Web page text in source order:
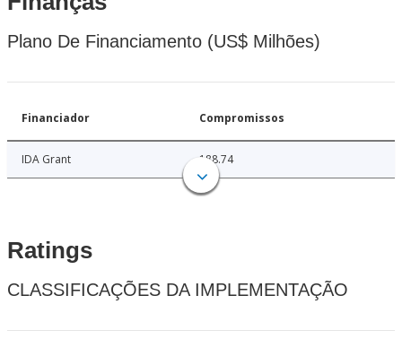
Plano De Financiamento (US$ Milhões)
Financiador Compromissos
IDA Grant 188.74
Ratings
CLASSIFICAÇÕES DA IMPLEMENTAÇÃO